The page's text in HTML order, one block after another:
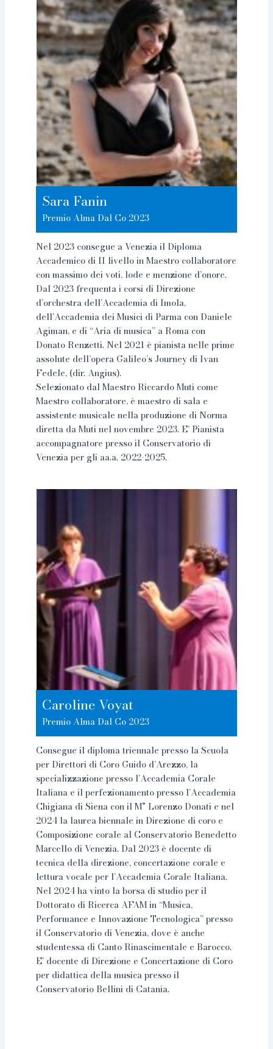
Sara Fanin
Premio Alma Dal Co 2023
Nel 2023 consegue a Venezia il Diploma
Accademico di II livello in Maestro collaboratore
con massimo dei voti, lode e menzione d’onore.
Dal 2023 frequenta i corsi di Direzione
d’orchestra dell’Accademia di Imola,
dell’Accademia dei Musici di Parma con Daniele
Agiman, e di “Aria di musica” a Roma con
Donato Renzetti. Nel 2021 è pianista nelle prime
assolute dell’opera Galileo’s Journey di Ivan
Fedele, (dir. Angius).
Selezionato dal Maestro Riccardo Muti come
Maestro collaboratore, è maestro di sala e
assistente musicale nella produzione di Norma
diretta da Muti nel novembre 2023. E’ Pianista
accompagnatore presso il Conservatorio di
Venezia per gli aa.a. 2022-2025.
Caroline Voyat
Premio Alma Dal Co 2023
Consegue il diploma triennale presso la Scuola
per Direttori di Coro Guido d’Arezzo, la
specializzazione presso l’Accademia Corale
Italiana e il perfezionamento presso l’Accademia
Chigiana di Siena con il M° Lorenzo Donati e nel
2024 la laurea biennale in Direzione di coro e
Composizione corale al Conservatorio Benedetto
Marcello di Venezia. Dal 2023 è docente di
tecnica della direzione, concertazione corale e
lettura vocale per l’Accademia Corale Italiana.
Nel 2024 ha vinto la borsa di studio per il
Dottorato di Ricerca AFAM in “Musica,
Performance e Innovazione Tecnologica” presso
il Conservatorio di Venezia, dove è anche
studentessa di Canto Rinascimentale e Barocco.
E’ docente di Direzione e Concertazione di Coro
per didattica della musica presso il
Conservatorio Bellini di Catania.